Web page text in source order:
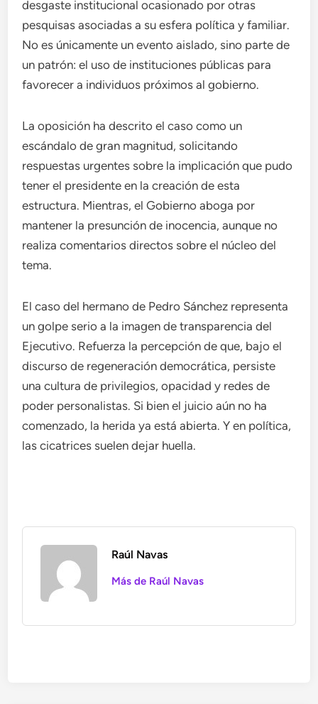
desgaste institucional ocasionado por otras
pesquisas asociadas a su esfera política y familiar.
No es únicamente un evento aislado, sino parte de
un patrón: el uso de instituciones públicas para
favorecer a individuos próximos al gobierno.
La oposición ha descrito el caso como un
escándalo de gran magnitud, solicitando
respuestas urgentes sobre la implicación que pudo
tener el presidente en la creación de esta
estructura. Mientras, el Gobierno aboga por
mantener la presunción de inocencia, aunque no
realiza comentarios directos sobre el núcleo del
tema.
El caso del hermano de Pedro Sánchez representa
un golpe serio a la imagen de transparencia del
Ejecutivo. Refuerza la percepción de que, bajo el
discurso de regeneración democrática, persiste
una cultura de privilegios, opacidad y redes de
poder personalistas. Si bien el juicio aún no ha
comenzado, la herida ya está abierta. Y en política,
las cicatrices suelen dejar huella.
Raúl Navas
Más de Raúl Navas